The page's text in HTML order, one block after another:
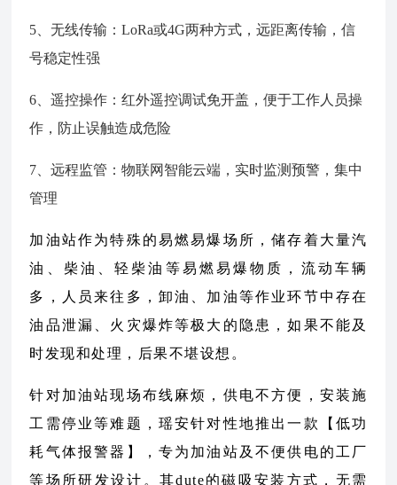
5、无线传输：LoRa或4G两种方式，远距离传输，信
号稳定性强
6、遥控操作：红外遥控调试免开盖，便于工作人员操
作，防止误触造成危险
7、远程监管：物联网智能云端，实时监测预警，集中
管理
加油站作为特殊的易燃易爆场所，储存着大量汽
油、柴油、轻柴油等易燃易爆物质，流动车辆
多，人员来往多，卸油、加油等作业环节中存在
油品泄漏、火灾爆炸等极大的隐患，如果不能及
时发现和处理，后果不堪设想。
针对加油站现场布线麻烦，供电不方便，安装施
工需停业等难题，瑶安针对性地推出一款【低功
耗气体报警器】，专为加油站及不便供电的工厂
等场所研发设计。其dute的磁吸安装方式，无需